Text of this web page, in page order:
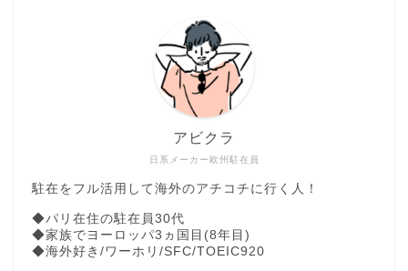
日系メーカー欧州駐在員
アビクラ
駐在をフル活用して海外のアチコチに行く人！
◆パリ在住の駐在員30代
◆家族でヨーロッパ3ヵ国目(8年目)
◆海外好き/ワーホリ/SFC/TOEIC920